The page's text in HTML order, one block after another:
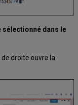
sélectionné dans le
droite ouvre la